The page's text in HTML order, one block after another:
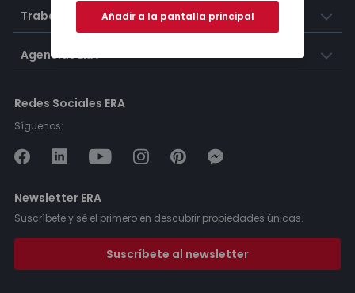
Trabaja con nosotros
Agencias ERA
Redes Sociales ERA
Síguenos:
Newsletter ERA
Suscríbete y sé el primero en descubrir propiedades únicas.
Suscríbete al newsletter
Añadir a la pantalla principal